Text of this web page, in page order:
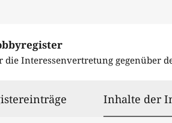
die Interessenvertretung gegenüber
Inhalte der